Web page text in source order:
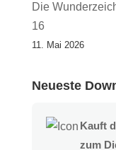
Die
16
11. Mai 2026
Neueste
Kauft
zum